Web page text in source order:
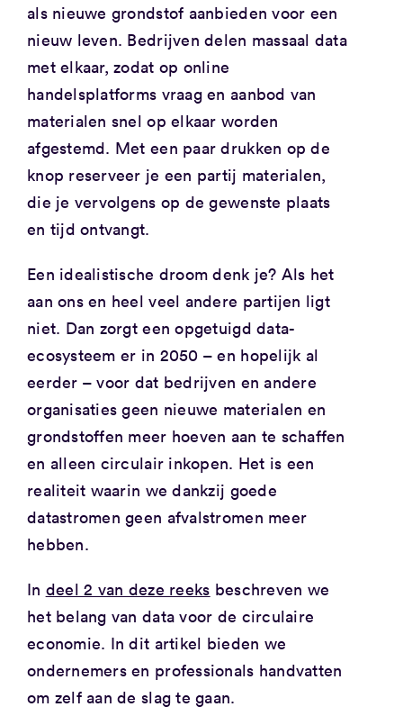
als nieuwe grondstof aanbieden voor een
nieuw leven. Bedrijven delen massaal data
met elkaar, zodat op online
handelsplatforms vraag en aanbod van
materialen snel op elkaar worden
afgestemd. Met een paar drukken op de
knop reserveer je een partij materialen,
die je vervolgens op de gewenste plaats
en tijd ontvangt.
Een idealistische droom denk je? Als het
aan ons en heel veel andere partijen ligt
niet. Dan zorgt een opgetuigd data-
ecosysteem er in 2050 – en hopelijk al
eerder – voor dat bedrijven en andere
organisaties geen nieuwe materialen en
grondstoffen meer hoeven aan te schaffen
en alleen circulair inkopen. Het is een
realiteit waarin we dankzij goede
datastromen geen afvalstromen meer
hebben.
In deel 2 van deze reeks beschreven we
het belang van data voor de circulaire
economie. In dit artikel bieden we
ondernemers en professionals handvatten
om zelf aan de slag te gaan.